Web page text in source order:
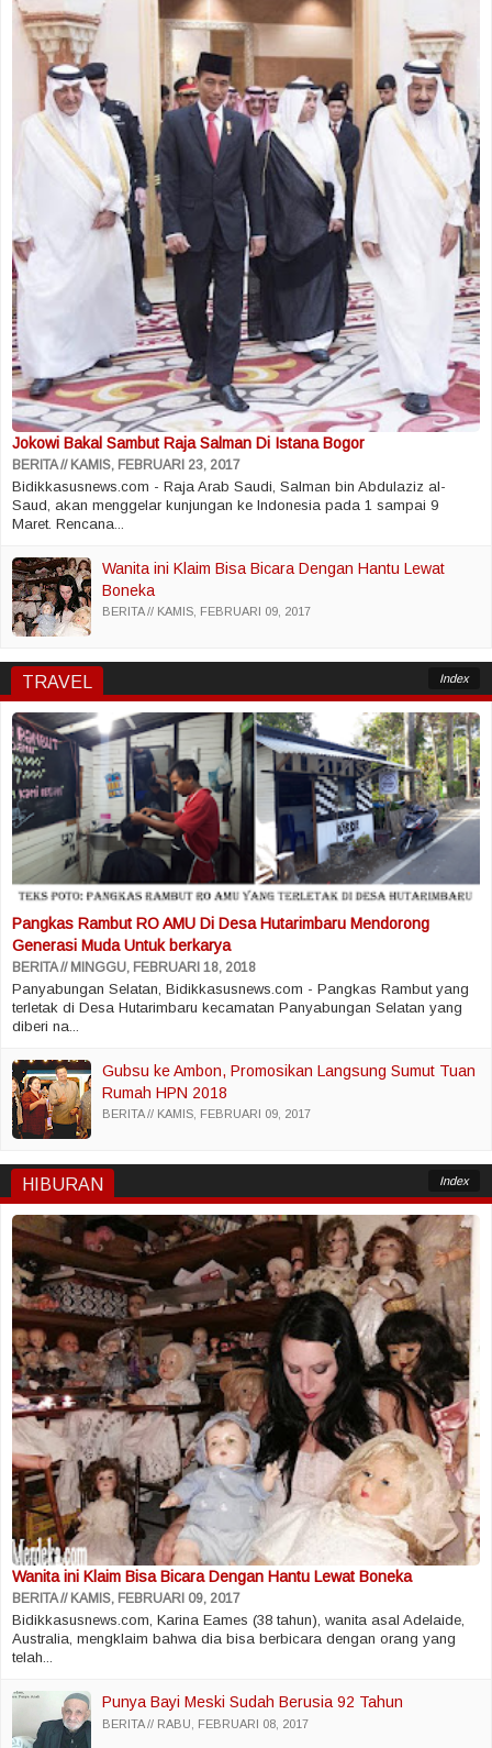
Jokowi Bakal Sambut Raja Salman Di Istana Bogor
BERITA KAMIS, FEBRUARI 23, 2017
Bidikkasusnews.com - Raja Arab Saudi, Salman bin Abdulaziz al-
Saud, akan menggelar kunjungan ke Indonesia pada 1 sampai 9
Maret. Rencana...
Wanita ini Klaim Bisa Bicara Dengan Hantu Lewat
Boneka
BERITA KAMIS, FEBRUARI 09, 2017
TRAVEL Index
Pangkas Rambut RO AMU Di Desa Hutarimbaru Mendorong
Generasi Muda Untuk berkarya
BERITA MINGGU, FEBRUARI 18, 2018
Panyabungan Selatan, Bidikkasusnews.com - Pangkas Rambut yang
terletak di Desa Hutarimbaru kecamatan Panyabungan Selatan yang
diberi na...
Gubsu ke Ambon, Promosikan Langsung Sumut Tuan
Rumah HPN 2018
BERITA KAMIS, FEBRUARI 09, 2017
HIBURAN Index
Wanita ini Klaim Bisa Bicara Dengan Hantu Lewat Boneka
BERITA KAMIS, FEBRUARI 09, 2017
Bidikkasusnews.com, Karina Eames (38 tahun), wanita asal Adelaide,
Australia, mengklaim bahwa dia bisa berbicara dengan orang yang
telah...
Punya Bayi Meski Sudah Berusia 92 Tahun
BERITA RABU, FEBRUARI 08, 2017